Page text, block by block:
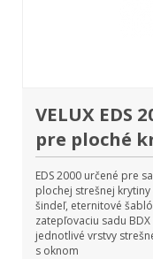
VELUX EDS
pre ploché
EDS 2000 určené pre
plochej strešnej
šindeľ, eternitové
zatepľovaciu sadu
jednotlivé vrstvy
s oknom